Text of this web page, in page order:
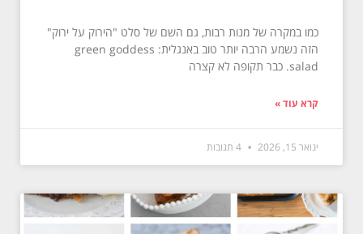
כמו במקרה של מנות רבות, גם השם של סלט "הירוק על ירוק"
הזה נשמע הרבה יותר טוב באנגלית: green goddess
salad. כבר תקופה לא קצרה
קרא עוד »
ינואר 15, 2026